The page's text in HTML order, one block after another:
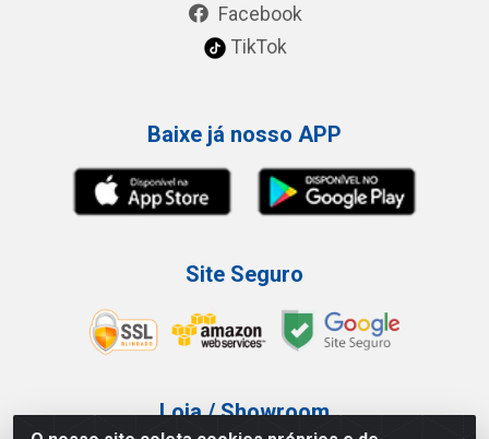
Facebook
TikTok
Baixe já nosso APP
Site Seguro
Loja / Showroom